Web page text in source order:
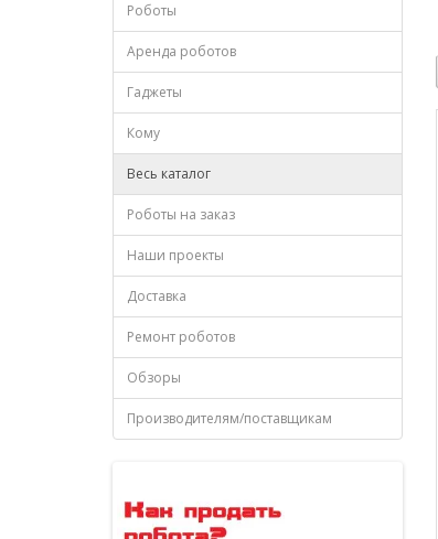
Роботы
Аренда роботов
Гаджеты
Кому
Весь каталог
Роботы на заказ
Наши проекты
Доставка
Ремонт роботов
Обзоры
Производителям/поставщикам